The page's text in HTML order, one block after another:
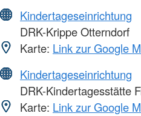
Kindertageseinrichtung
DRK-Krippe Otterndorf
Karte: Link zur Google
Kindertageseinrichtung
DRK-Kindertagesstätte
Karte: Link zur Google